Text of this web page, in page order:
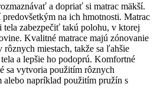
a dopriať si matrac mäkší.
na ich hmotnosti. Matrac
zabezpečiť takú polohu, v ktorej
Kvalitné matrace majú zónovanie
miestach, takže sa ľahšie
a lepšie ho podoprú. Komfortné
sa vytvoria použitím rôznych
napríklad použitím pružín s